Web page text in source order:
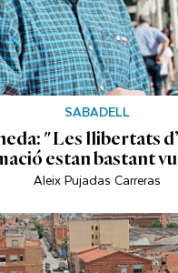
SABADELL
"Les llibertats
estan bastant
Aleix Pujadas Carreras